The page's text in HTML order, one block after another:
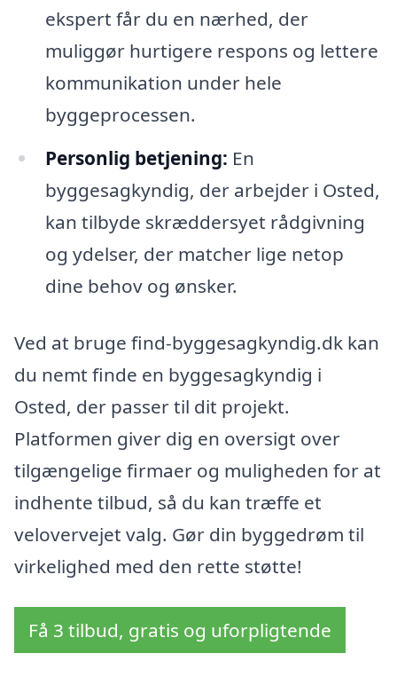
ekspert får du en nærhed, der
muliggør hurtigere respons og lettere
kommunikation under hele
byggeprocessen.
Personlig betjening: En
byggesagkyndig, der arbejder i Osted,
kan tilbyde skræddersyet rådgivning
og ydelser, der matcher lige netop
dine behov og ønsker.
Ved at bruge find-byggesagkyndig.dk kan
du nemt finde en byggesagkyndig i
Osted, der passer til dit projekt.
Platformen giver dig en oversigt over
tilgængelige firmaer og muligheden for at
indhente tilbud, så du kan træffe et
velovervejet valg. Gør din byggedrøm til
virkelighed med den rette støtte!
Få 3 tilbud, gratis og uforpligtende